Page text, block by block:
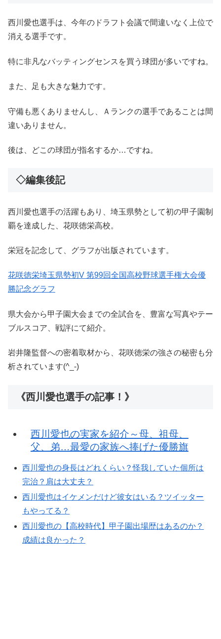
西川愛也選手は、今年のドラフト会議で間違いなく上位で
消える選手です。
特に非凡なバッティングセンスを買う球団が多いですね。
また、足も大きな魅力です。
守備も悪くありませんし、Ａランクの選手であることは間
違いありません。
後は、どこの球団が指名するか…ですね。
◇編集後記
西川愛也選手の活躍もあり、埼玉県勢として初の甲子園制
覇を達成した、花咲徳栄高校。
栄冠を記念して、グラフが出版されています。
花咲徳栄埼玉県勢初V 第99回全国高校野球選手権大会優
勝記念グラフ
県大会から甲子園大会までの全試合を、豊富な写真やテー
ブルスコア、戦評にて紹介。
岩井隆監督への密着取材から、花咲徳栄の強さの秘密も分
析されています(^_-)
《西川愛也選手の記事！》
西川愛也の実家を紹介～母、祖母、
父、弟…最愛の家族へ捧げた優勝旗
西川愛也の身長はどれくらい？怪我していた個所は
完治？肩は大丈夫？
西川愛也はイケメンだけど彼女はいる？ツイッター
もやってる？
西川愛也の【高校時代】甲子園出場歴はあるのか？
成績は良かった？